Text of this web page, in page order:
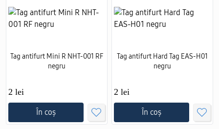
Tag antifurt Mini R NHT-001 RF
negru
2 lei
În coș
Tag antifurt Hard Tag EAS-H01
negru
2 lei
În coș